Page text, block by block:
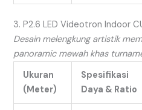
3. P2.6 LED Videotron Indoor
Desain melengkung artistik
panoramic mewah khas
Ukuran
(Meter)
Spesifikasi
Daya & Ratio